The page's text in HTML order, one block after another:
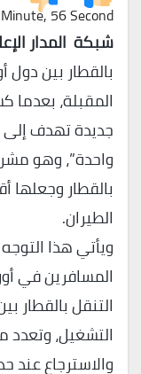
56 Second
شبكة المدار
بالقطار بين دول
المقبلة،
جديدة تهدف إلى
واحدة”، وهو
بالقطار
الطيران.
ويأتي هذا
المسافرين في
التنقل بالقطار
التشغيل، وتعدد
والاسترجاع عند